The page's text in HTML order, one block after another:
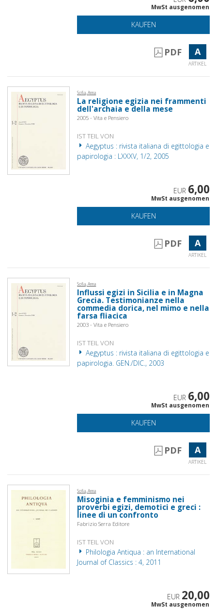
MwSt ausgenomen
KAUFEN
PDF A
ARTIKEL
Sofia, Anna
La religione egizia nei frammenti
dell'archaia e della mese
2005 - Vita e Pensiero
IST TEIL VON
Aegyptus : rivista italiana di egittologia e
papirologia : LXXXV, 1/2, 2005
EUR 6,00
MwSt ausgenomen
KAUFEN
PDF A
ARTIKEL
Sofia, Anna
Influssi egizi in Sicilia e in Magna
Grecia. Testimonianze nella
commedia dorica, nel mimo e nella
farsa fliacica
2003 - Vita e Pensiero
IST TEIL VON
Aegyptus : rivista italiana di egittologia e
papirologia. GEN./DIC., 2003
EUR 6,00
MwSt ausgenomen
KAUFEN
PDF A
ARTIKEL
Sofia, Anna
Misoginia e femminismo nei
proverbi egizi, demotici e greci :
linee di un confronto
Fabrizio Serra Editore
IST TEIL VON
Philologia Antiqua : an International
Journal of Classics : 4, 2011
EUR 20,00
MwSt ausgenomen